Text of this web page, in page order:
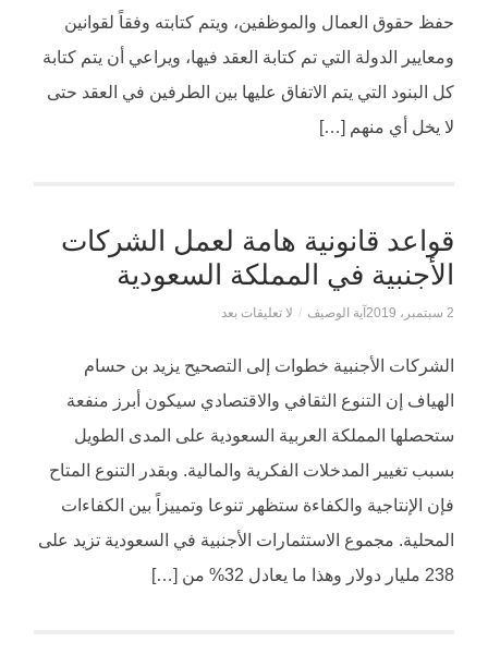
حفظ حقوق العمال والموظفين، ويتم كتابته وفقاً لقوانين
ومعايير الدولة التي تم كتابة العقد فيها، ويراعي أن يتم كتابة
كل البنود التي يتم الاتفاق عليها بين الطرفين في العقد حتى
لا يخل أي منهم […]
قواعد قانونية هامة لعمل الشركات
الأجنبية في المملكة السعودية
2 سبتمبر، 2019 آية الوصيف / لا تعليقات بعد
الشركات الأجنبية خطوات إلى التصحيح يزيد بن حسام
الهياف إن التنوع الثقافي والاقتصادي سيكون أبرز منفعة
ستحصلها المملكة العربية السعودية على المدى الطويل
بسبب تغيير المدخلات الفكرية والمالية. وبقدر التنوع المتاح
فإن الإنتاجية والكفاءة ستظهر تنوعا وتمييزاً بين الكفاءات
المحلية. مجموع الاستثمارات الأجنبية في السعودية تزيد على
238 مليار دولار وهذا ما يعادل 32% من […]